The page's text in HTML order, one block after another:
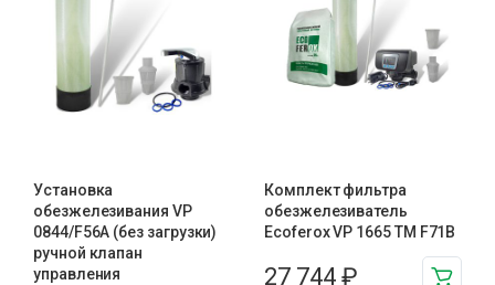
Установка
обезжелезивания VP
0844/F56A (без загрузки)
ручной клапан
управления
Комплект фильтра
обезжелезиватель
Ecoferox VP 1665 TM F71B
27 744 ₽